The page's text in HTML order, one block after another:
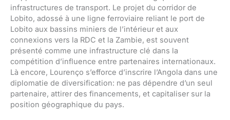
infrastructures de transport. Le projet du corridor de
Lobito, adossé à une ligne ferroviaire reliant le port de
Lobito aux bassins miniers de l’intérieur et aux
connexions vers la RDC et la Zambie, est souvent
présenté comme une infrastructure clé dans la
compétition d’influence entre partenaires internationaux.
Là encore, Lourenço s’efforce d’inscrire l’Angola dans une
diplomatie de diversification: ne pas dépendre d’un seul
partenaire, attirer des financements, et capitaliser sur la
position géographique du pays.